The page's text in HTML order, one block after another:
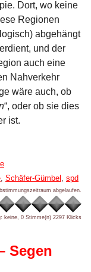
Dort, wo keine
Regionen
abgehängt
und der
auch eine
Nahverkehr
wäre auch, ob
“, oder ob sie dies
ist.
Schäfer-Gümbel spd
abgelaufen.
keine, 0 Stimme(n) 2297 Klicks
Segen